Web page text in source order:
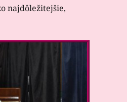
najdôležitejšie,